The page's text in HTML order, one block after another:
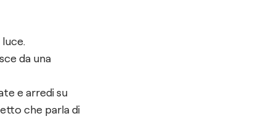
da una
e arredi su
che parla di